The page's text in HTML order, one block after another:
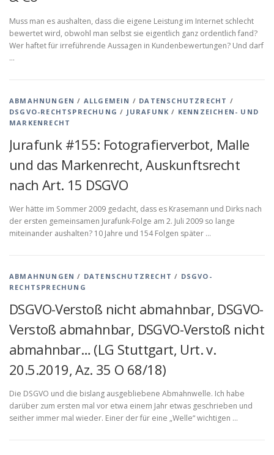
Muss man es aushalten, dass die eigene Leistung im Internet schlecht
bewertet wird, obwohl man selbst sie eigentlich ganz ordentlich fand?
Wer haftet für irreführende Aussagen in Kundenbewertungen? Und darf
…
ABMAHNUNGEN / ALLGEMEIN / DATENSCHUTZRECHT /
DSGVO-RECHTSPRECHUNG / JURAFUNK / KENNZEICHEN- UND
MARKENRECHT
Jurafunk #155: Fotografierverbot, Malle
und das Markenrecht, Auskunftsrecht
nach Art. 15 DSGVO
Wer hätte im Sommer 2009 gedacht, dass es Krasemann und Dirks nach
der ersten gemeinsamen Jurafunk-Folge am 2. Juli 2009 so lange
miteinander aushalten? 10 Jahre und 154 Folgen später …
ABMAHNUNGEN / DATENSCHUTZRECHT / DSGVO-
RECHTSPRECHUNG
DSGVO-Verstoß nicht abmahnbar, DSGVO-
Verstoß abmahnbar, DSGVO-Verstoß nicht
abmahnbar… (LG Stuttgart, Urt. v.
20.5.2019, Az. 35 O 68/18)
Die DSGVO und die bislang ausgebliebene Abmahnwelle. Ich habe
darüber zum ersten mal vor etwa einem Jahr etwas geschrieben und
seither immer mal wieder. Einer der für eine „Welle“ wichtigen …